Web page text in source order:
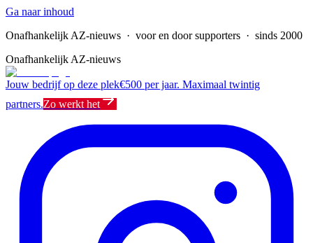
Ga naar inhoud
Onafhankelijk AZ-nieuws · voor en door supporters · sinds 2000
Onafhankelijk AZ-nieuws
Jouw bedrijf op deze plek€500 per jaar. Maximaal twintig
partners.Zo werkt het